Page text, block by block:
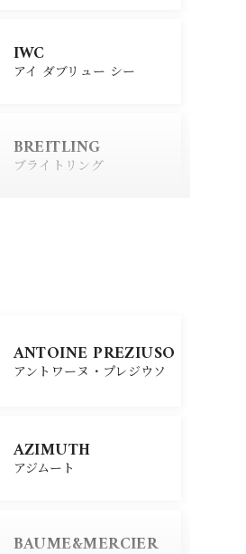
IWC
アイ ダブリュー シー
BREITLING
ブライトリング
ジン
セイコー
シチズン
ANTOINE PREZIUSO
アントワーヌ・プレジウソ
AZIMUTH
アジムート
BAUME&MERCIER